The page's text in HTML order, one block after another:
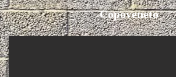
Copoveneto